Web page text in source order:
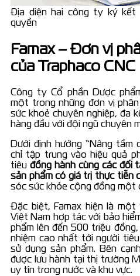
Địa diện hai công ty ký kết
quyền
Famax – Đơn vị
của Traphaco CNC
Công ty Cổ phần Dược
một trong những đơn vị
sức khoẻ chuyên nghiệp, đa
hàng đầu với đội ngũ chuyên
Dưới định hướng “Nâng tầm
chỉ tập trung vào hiệu quả
tiêu đồng hành cùng các đối
sản phẩm có giá trị thực tiễn
sóc sức khỏe cộng đồng một
Đặc biệt, Famax hiện là
Việt Nam hợp tác với bảo
phẩm lên đến 500 triệu
nhiệm cao nhất tới người
sử dụng sản phẩm. Bên
được lưu hành tại thị trường
uy tín trong nước và khu vực.